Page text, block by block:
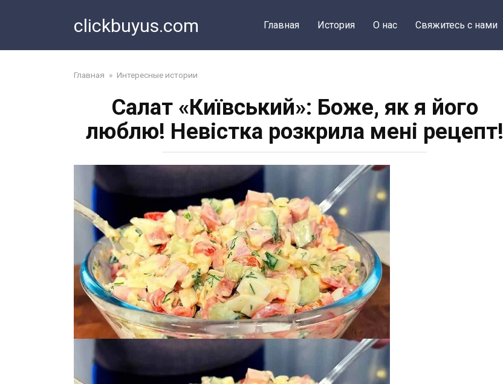
clickbuyus.com Главная История О нас Свяжитесь с нами
Главная » Интересные истории
Салат «Київський»: Боже, як я його
люблю! Невістка розкрила мені рецепт!